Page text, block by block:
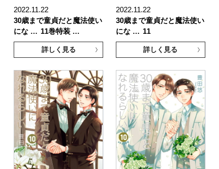
2022.11.22
30歳まで童貞だと魔法使い
にな … 11巻特装 …
詳しく見る
2022.11.22
30歳まで童貞だと魔法使い
にな … 11
詳しく見る